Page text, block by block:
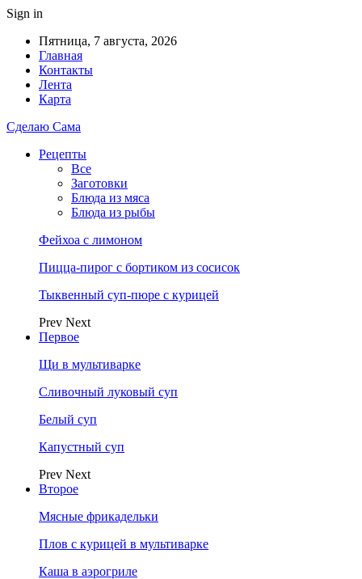
Sign in
Пятница, 7 августа, 2026
Главная
Контакты
Лента
Карта
Сделаю Сама
Рецепты
Все
Заготовки
Блюда из мяса
Блюда из рыбы
Фейхоа с лимоном
Пицца-пирог с бортиком из сосисок
Тыквенный суп-пюре с курицей
Prev Next
Первое
Щи в мультиварке
Сливочный луковый суп
Белый суп
Капустный суп
Prev Next
Второе
Мясные фрикадельки
Плов с курицей в мультиварке
Каша в аэрогриле